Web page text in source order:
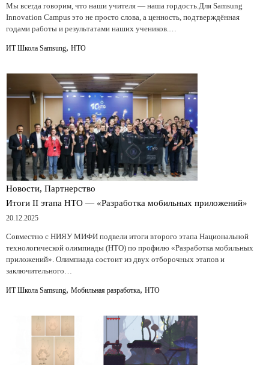
Мы всегда говорим, что наши учителя — наша гордость.Для Samsung
Innovation Campus это не просто слова, а ценность, подтверждённая
годами работы и результатами наших учеников.…
ИТ Школа Samsung, НТО
Новости, Партнерство
Итоги II этапа НТО — «Разработка мобильных приложений»
20.12.2025
Совместно с НИЯУ МИФИ подвели итоги второго этапа Национальной
технологической олимпиады (НТО) по профилю «Разработка мобильных
приложений». Олимпиада состоит из двух отборочных этапов и
заключительного…
ИТ Школа Samsung, Мобильная разработка, НТО